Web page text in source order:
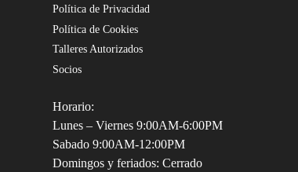
Política de Privacidad
Política de Cookies
Talleres Autorizados
Socios
Horario:
Lunes – Viernes 9:00AM-6:00PM
Sabado 9:00AM-12:00PM
Domingos y feriados: Cerrado